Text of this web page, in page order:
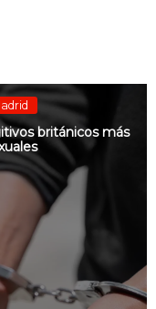
británicos más